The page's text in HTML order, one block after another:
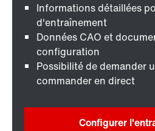
Informations détaillées
d'entraînement
Données CAO et
configuration
Possibilité de demander
commander en direct
Configurer